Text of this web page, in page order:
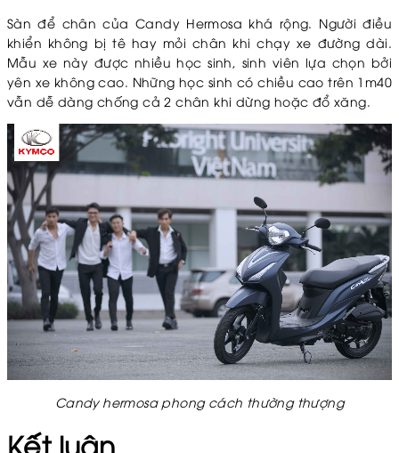
Sàn để chân của Candy Hermosa khá rộng. Người điều
khiển không bị tê hay mỏi chân khi chạy xe đường dài.
Mẫu xe này được nhiều học sinh, sinh viên lựa chọn bởi
yên xe không cao. Những học sinh có chiều cao trên 1m40
vẫn dễ dàng chống cả 2 chân khi dừng hoặc đổ xăng.
Candy hermosa phong cách thường thượng
Kết luận